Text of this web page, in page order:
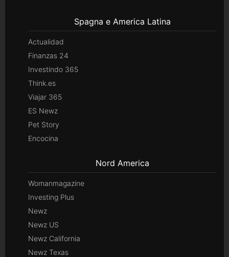
Spagna e America Latina
Actualidad
Finanzas 24
Investindo 365
Think.es
Viajar 365
ES Newz
Pet Story
Encocina
Nord America
Womanmagazine
Investing Plus
Newz
Newz US
Newz California
Newz Texas